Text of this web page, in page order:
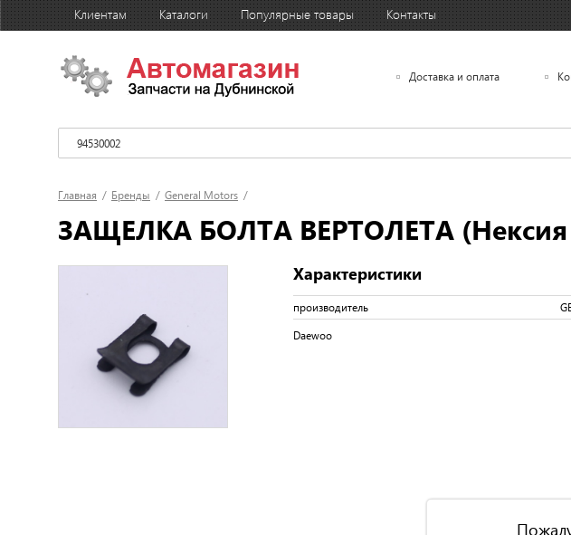
Клиентам Каталоги Популярные товары Контакты
Доставка и оплата
Главная / Бренды / General Motors /
ЗАЩЕЛКА БОЛТА ВЕРТОЛЕТА (Нексия
Характеристики
производитель
Daewoo